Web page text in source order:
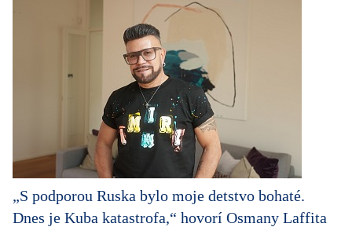
„S podporou Ruska bylo moje detstvo bohaté.
Dnes je Kuba katastrofa,“ hovorí Osmany Laffita